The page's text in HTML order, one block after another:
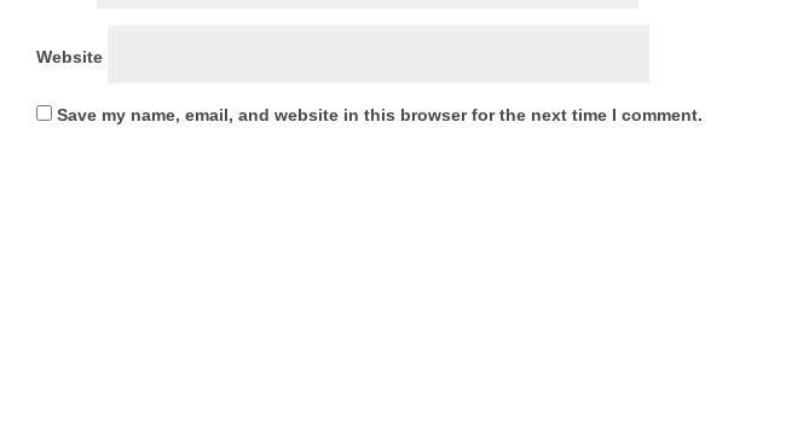
Website
Save my name, email, and website in this browser for the next time I comment.